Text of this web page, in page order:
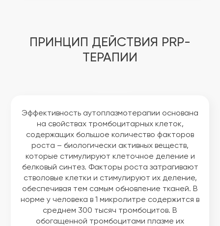
ПРИНЦИП ДЕЙСТВИЯ PRP-
ТЕРАПИИ
Эффективность аутоплазмотерапии основана
на свойствах тромбоцитарных клеток,
содержащих большое количество факторов
роста – биологически активных веществ,
которые стимулируют клеточное деление и
белковый синтез. Факторы роста затрагивают
стволовые клетки и стимулируют их деление,
обеспечивая тем самым обновление тканей. В
норме у человека в 1 микролитре содержится в
среднем 300 тысяч тромбоцитов. В
обогащенной тромбоцитами плазме их